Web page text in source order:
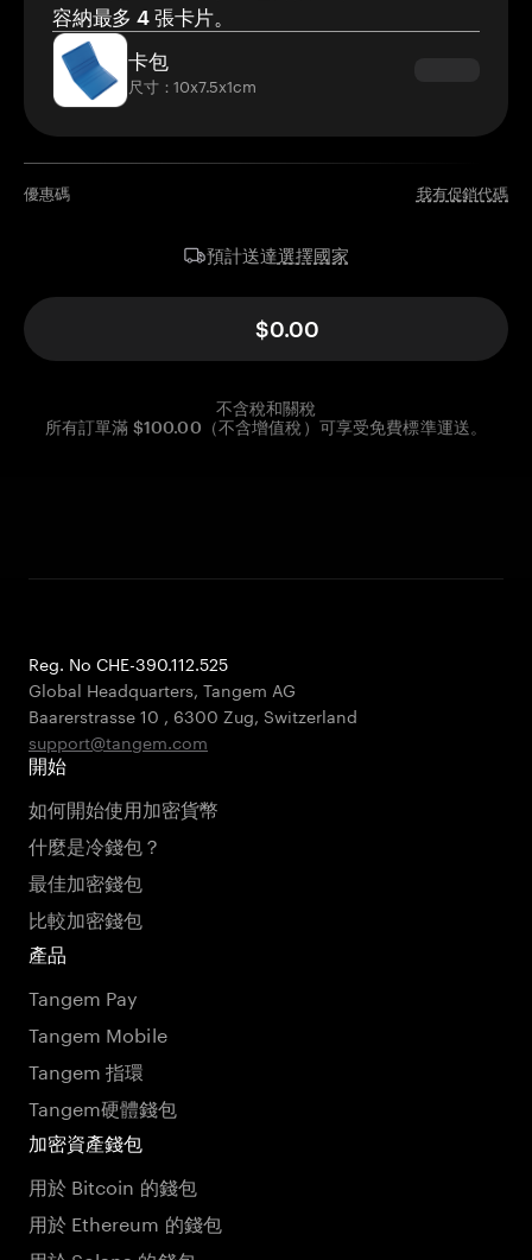
容納最多 4 張卡片。
卡包
尺寸：10x7.5x1cm
優惠碼 我有促銷代碼
預計送達選擇國家
$0.00
不含稅和關稅
所有訂單滿 $100.00（不含增值稅）可享受免費標準運送。
Reg. No CHE-390.112.525
Global Headquarters, Tangem AG
Baarerstrasse 10 , 6300 Zug, Switzerland
support@tangem.com
開始
如何開始使用加密貨幣
什麼是冷錢包？
最佳加密錢包
比較加密錢包
產品
Tangem Pay
Tangem Mobile
Tangem 指環
Tangem硬體錢包
加密資產錢包
用於 Bitcoin 的錢包
用於 Ethereum 的錢包